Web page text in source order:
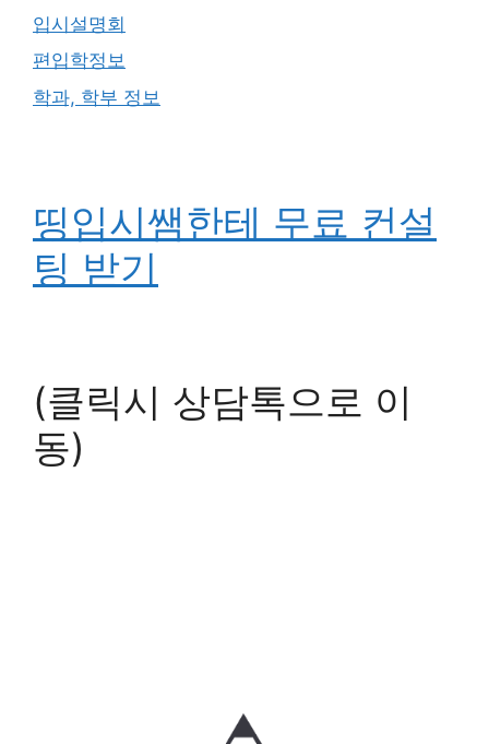
입시설명회
편입학정보
학과, 학부 정보
띵입시쌤한테 무료 컨설
팅 받기
(클릭시 상담톡으로 이
동)